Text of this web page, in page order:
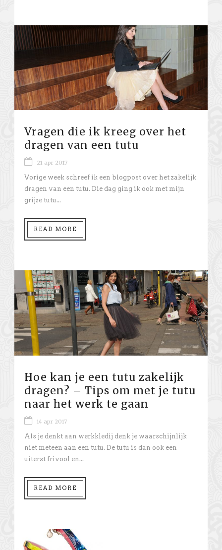
Vragen die ik kreeg over het
dragen van een tutu
21 apr 2017
Vorige week schreef ik een blogpost over het zakelijk
dragen van een tutu. Die dag ging ik ook met mijn
grijze tutu...
READ MORE
Hoe kan je een tutu zakelijk
dragen? – Tips om met je tutu
naar het werk te gaan
14 apr 2017
Als je denkt aan werkkledij denk je waarschijnlijk
niet meteen aan een tutu. De tutu is dan ook een
uiterst frivool en...
READ MORE